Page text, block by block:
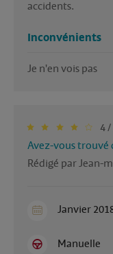
accidents.
Inconvénients
Je n'en vois pas
4 /
Avez-vous trouvé
Rédigé par Jean-
Janvier
Manuelle